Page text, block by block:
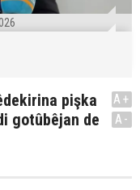
pişka
gotûbêjan de
A+
A-